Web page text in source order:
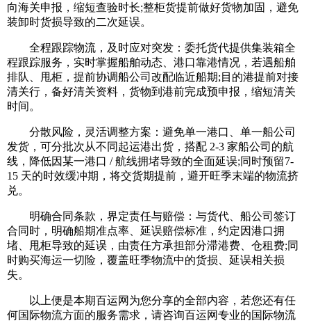
向海关申报，缩短查验时长;整柜货提前做好货物加固，避免
装卸时货损导致的二次延误。
全程跟踪物流，及时应对突发：委托货代提供集装箱全
程跟踪服务，实时掌握船舶动态、港口靠港情况，若遇船舶
排队、甩柜，提前协调船公司改配临近船期;目的港提前对接
清关行，备好清关资料，货物到港前完成预申报，缩短清关
时间。
分散风险，灵活调整方案：避免单一港口、单一船公司
发货，可分批次从不同起运港出货，搭配 2-3 家船公司的航
线，降低因某一港口 / 航线拥堵导致的全面延误;同时预留7-
15 天的时效缓冲期，将交货期提前，避开旺季末端的物流挤
兑。
明确合同条款，界定责任与赔偿：与货代、船公司签订
合同时，明确船期准点率、延误赔偿标准，约定因港口拥
堵、甩柜导致的延误，由责任方承担部分滞港费、仓租费;同
时购买海运一切险，覆盖旺季物流中的货损、延误相关损
失。
以上便是本期百运网为您分享的全部内容，若您还有任
何国际物流方面的服务需求，请咨询百运网专业的国际物流